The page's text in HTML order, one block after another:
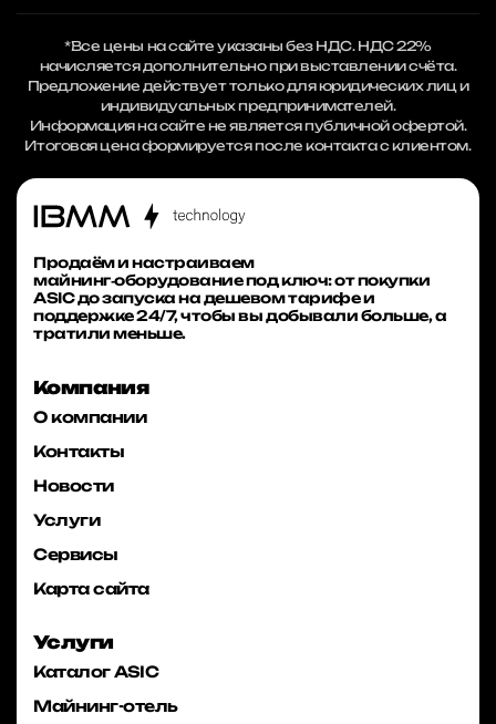
*Все цены на сайте указаны без НДС. НДС 22%
начисляется дополнительно при выставлении счёта.
Предложение действует только для юридических лиц и
индивидуальных предпринимателей.
Информация на сайте не является публичной офертой.
Итоговая цена формируется после контакта с клиентом.
Продаём и настраиваем
майнинг‑оборудование под ключ: от покупки
ASIC до запуска на дешевом тарифе и
поддержке 24/7, чтобы вы добывали больше, а
тратили меньше.
Компания
О компании
Контакты
Новости
Услуги
Сервисы
Карта сайта
Услуги
Каталог ASIC
Майнинг-отель